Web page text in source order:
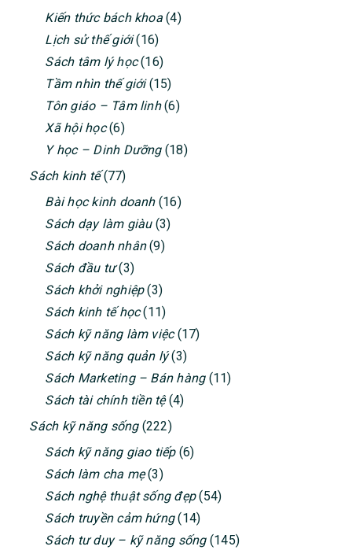
SIDEBAR
Kiến thức bách khoa(4)
Lịch sử thế giới(16)
Sách tâm lý học(16)
Tầm nhìn thế giới(15)
Tôn giáo – Tâm linh(6)
Xã hội học(6)
Y học – Dinh Dưỡng(18)
Sách kinh tế(77)
Bài học kinh doanh(16)
Sách dạy làm giàu(3)
Sách doanh nhân(9)
Sách đầu tư(3)
Sách khởi nghiệp(3)
Sách kinh tế học(11)
Sách kỹ năng làm việc(17)
Sách kỹ năng quản lý(3)
Sách Marketing – Bán hàng(11)
Sách tài chính tiền tệ(4)
Sách kỹ năng sống(222)
Sách kỹ năng giao tiếp(6)
Sách làm cha mẹ(3)
Sách nghệ thuật sống đẹp(54)
Sách truyền cảm hứng(14)
Sách tư duy – kỹ năng sống(145)